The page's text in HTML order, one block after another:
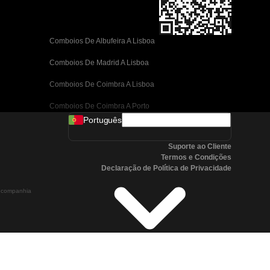
Comboios De Albufeira A Lisboa
Comboios De Madrid A Lisboa
Comboios De Coimbra A Lisboa
Comboios De Coimbra A Porto
Comboios De Valência A Barcelona
Comboios De Málaga A Barcelona
Comboios De Málaga A Madrid
Comboios De Córdoba A Madrid
Português
Suporte ao Cliente
Termos e Condições
Declaração de Política de Privacidade